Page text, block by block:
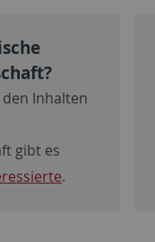
Inhalten
gibt es
.